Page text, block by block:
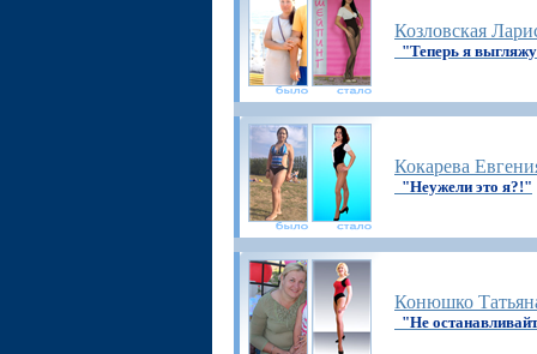
Козловская
"Теперь я
Кокарева
"Неужели это я?!"
Конюшко
"Не